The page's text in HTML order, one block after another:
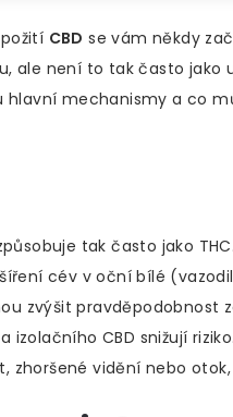
CBD se vám někdy
ale není to tak často jako
hlavní mechanismy a co
tak často jako
cév v oční bílé
zvýšit pravděpodobnost
izolačního CBD snižují riziko.
zhoršené vidění nebo